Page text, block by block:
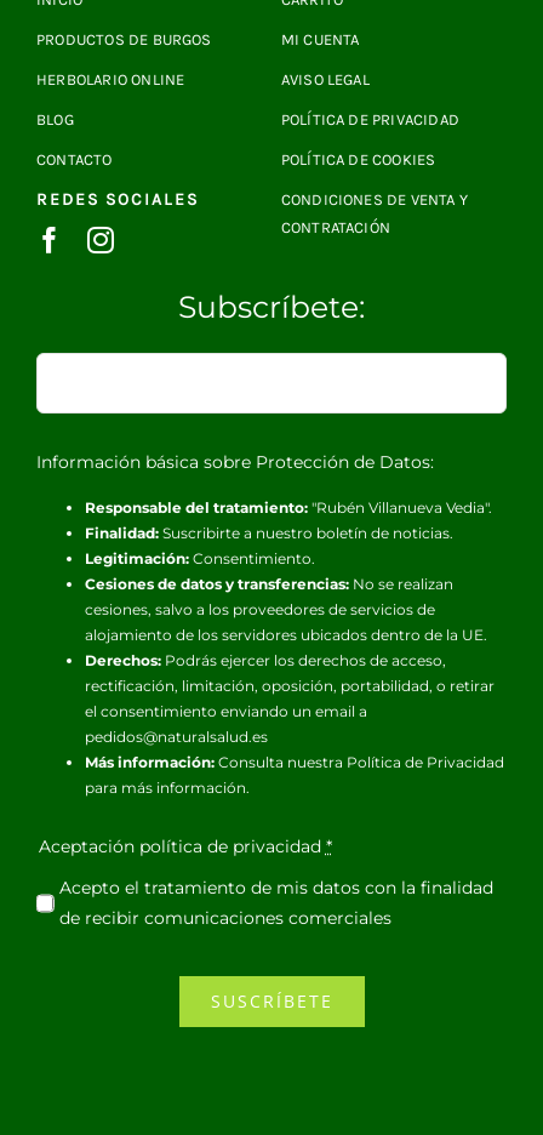
PRODUCTOS DE BURGOS
HERBOLARIO ONLINE
BLOG
CONTACTO
REDES SOCIALES
MI CUENTA
AVISO LEGAL
POLÍTICA DE PRIVACIDAD
POLÍTICA DE COOKIES
CONDICIONES DE VENTA Y
CONTRATACIÓN
Subscríbete:
Información básica sobre Protección de Datos:
Responsable del tratamiento:"Rubén Villanueva Vedia".
Finalidad:Suscribirte a nuestro boletín de noticias.
Legitimación:Consentimiento.
Cesiones de datos y transferencias:No se realizan
cesiones, salvo a los proveedores de servicios de
alojamiento de los servidores ubicados dentro de la UE.
Derechos:Podrás ejercer los derechos de acceso,
rectificación, limitación, oposición, portabilidad, o retirar
el consentimiento enviando un email a
pedidos@naturalsalud.es
Más información:Consulta nuestra Política de Privacidad
para más información.
Aceptación política de privacidad *
Acepto el tratamiento de mis datos con la finalidad
de recibir comunicaciones comerciales
SUSCRÍBETE